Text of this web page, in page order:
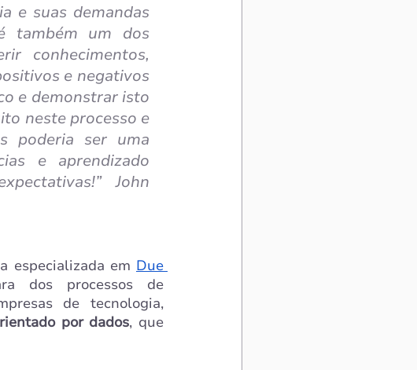
e suas demandas
também um dos
conhecimentos,
e negativos
e demonstrar isto
neste processo e
poderia ser uma
e aprendizado
John
especializada em Due
de tecnologia,
por dados, que